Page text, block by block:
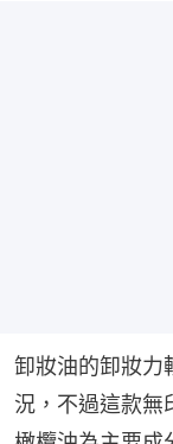
卸妝油的卸妝力
況，不過這款無